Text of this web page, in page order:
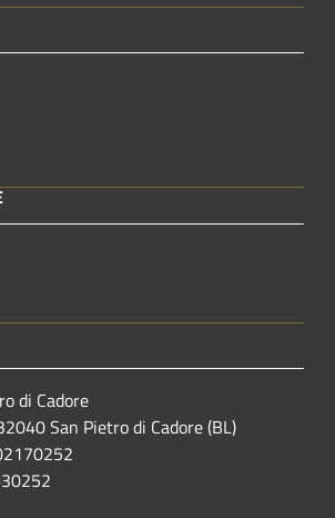
di Cadore
San Pietro di Cadore (BL)